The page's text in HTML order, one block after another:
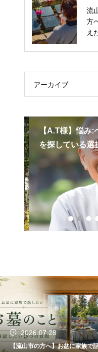
流
方
え
【
に
アーカイブ
【A.T様】悩み:
を探している選
2026.07.28
【流山市の方へ】お盆に家族で